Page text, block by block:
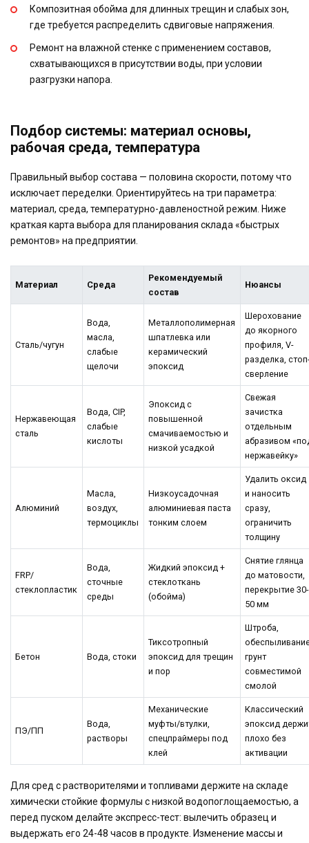
Композитная обойма для длинных трещин и слабых зон,
где требуется распределить сдвиговые напряжения.
Ремонт на влажной стенке с применением составов,
схватывающихся в присутствии воды, при условии
разгрузки напора.
Подбор системы: материал основы,
рабочая среда, температура
Правильный выбор состава — половина скорости, потому что
исключает переделки. Ориентируйтесь на три параметра:
материал, среда, температурно-давленостной режим. Ниже
краткая карта выбора для планирования склада «быстрых
ремонтов» на предприятии.
Материал Среда
Рекомендуемый
состав
Нюансы
Сталь/чугун
Вода,
масла,
слабые
щелочи
Металлополимерная
шпатлевка или
керамический
эпоксид
Шерохование
до якорного
профиля, V-
разделка,
сверление
Нержавеющая
сталь
Вода, CIP,
слабые
кислоты
Эпоксид с
повышенной
смачиваемостью и
низкой усадкой
Свежая
зачистка
отдельным
абразивом
нержавейку»
Алюминий
Масла,
воздух,
термоциклы
Низкоусадочная
алюминиевая паста
тонким слоем
Удалить оксид
и наносить
сразу,
ограничить
толщину
FRP/
стеклопластик
Вода,
сточные
среды
Жидкий эпоксид +
стеклоткань
(обойма)
Снятие глянца
до матовости,
перекрытие 30-
50 мм
Бетон Вода, стоки
Тиксотропный
эпоксид для трещин
и пор
Штроба,
грунт
совместимой
смолой
ПЭ/ПП
Вода,
растворы
Механические
муфты/втулки,
спецпраймеры под
клей
Классический
эпоксид
плохо без
активации
Для сред с растворителями и топливами держите на складе
химически стойкие формулы с низкой водопоглощаемостью, а
перед пуском делайте экспресс-тест: вылечить образец и
выдержать его 24-48 часов в продукте. Изменение массы и